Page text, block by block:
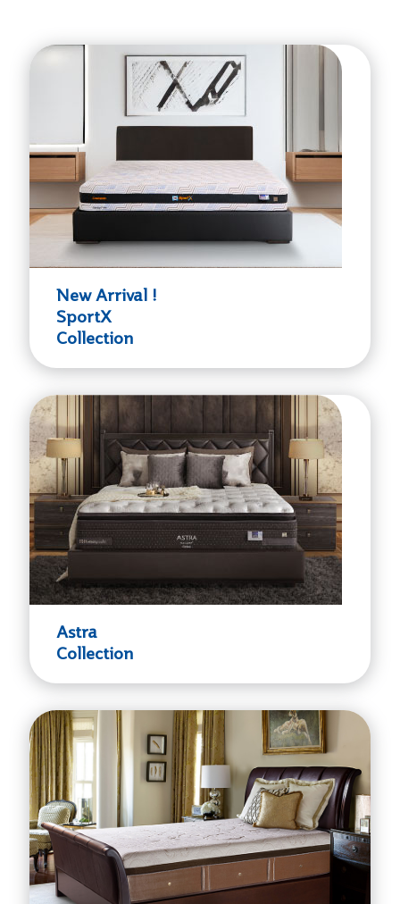
New Arrival !
SportX
Collection
Astra
Collection